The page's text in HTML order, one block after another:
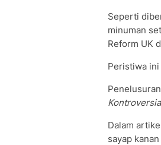
Seperti
minuman
Reform UK
Peristiwa
Dalam
sayap